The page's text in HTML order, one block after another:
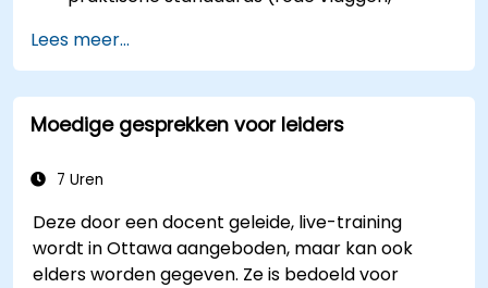
Verantwoordelijkheid en escalatiedrempels
instellen.
Teamafspraken en een 30-daags
implementatieplan opbouwen.
Lees meer...
Moedige gesprekken voor leiders
7 Uren
Deze door een docent geleide, live-training
wordt in Ottawa aangeboden, maar kan ook
elders worden gegeven. Ze is bedoeld voor